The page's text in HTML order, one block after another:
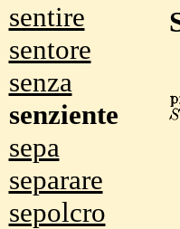
sentire
sentore
senza
senziente
sepa
separare
sepolcro